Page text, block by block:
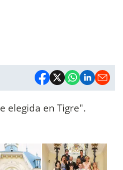
elegida en Tigre".